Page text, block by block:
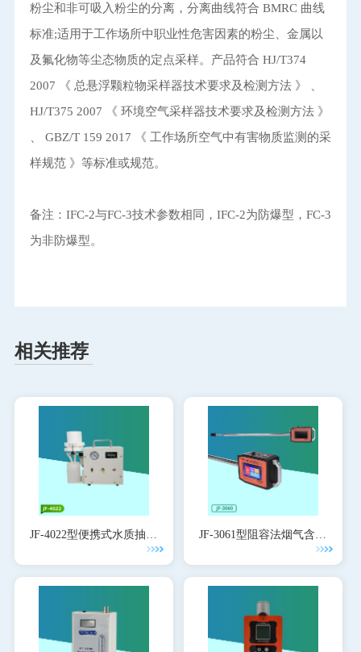
粉尘和非可吸入粉尘的分离，分离曲线符合 BMRC 曲线
标准;适用于工作场所中职业性危害因素的粉尘、金属以
及氟化物等尘态物质的定点采样。产品符合 HJ/T374
2007 《 总悬浮颗粒物采样器技术要求及检测方法 》 、
HJ/T375 2007 《 环境空气采样器技术要求及检测方法 》
、 GBZ/T 159 2017 《 工作场所空气中有害物质监测的采
样规范 》等标准或规范。
备注：IFC-2与FC-3技术参数相同，IFC-2为防爆型，FC-3
为非防爆型。
相关推荐
JF-4022型便携式水质抽滤
JF-3061型阻容法烟气含湿